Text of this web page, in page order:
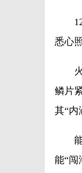
12
悉心
火
鳞片
其“内
能
能“